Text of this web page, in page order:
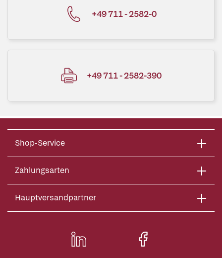
+49 711 - 2582-0
+49 711 - 2582-390
Shop-Service
Zahlungsarten
Hauptversandpartner